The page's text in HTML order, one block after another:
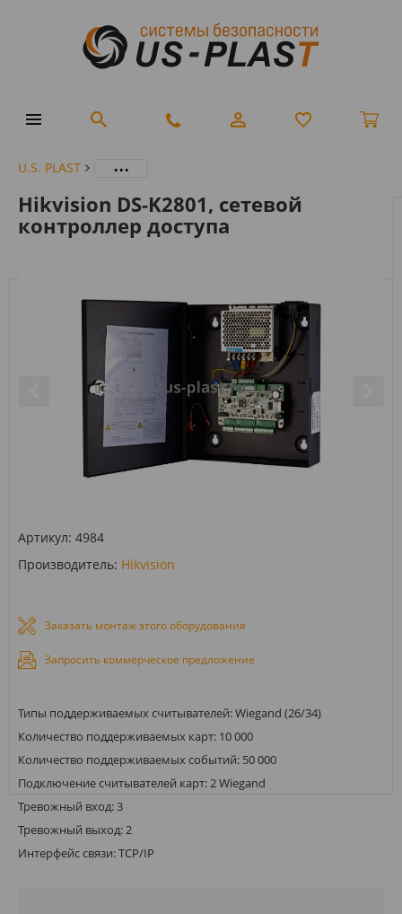
U.S. PLAST ...
Hikvision DS-K2801, сетевой
контроллер доступа
Артикул: 4984
Производитель: Hikvision
Заказать монтаж этого оборудования
Запросить коммерческое предложение
Типы поддерживаемых считывателей: Wiegand (26/34)
Количество поддерживаемых карт: 10 000
Количество поддерживаемых событий: 50 000
Подключение считывателей карт: 2 Wiegand
Тревожный вход: 3
Тревожный выход: 2
Интерфейс связи: TCP/IP